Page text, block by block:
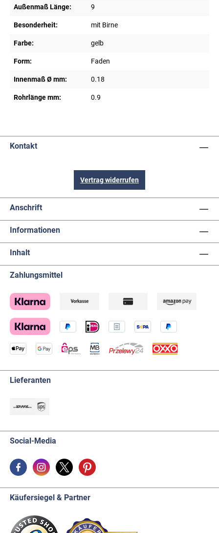
Außenmaß Länge: 9
Besonderheit: mit Birne
Farbe: gelb
Form: Faden
Innenmaß Ø mm: 0.18
Rohrlänge mm: 0.9
Kontakt
Vertrag widerrufen
Anschrift
Informationen
Inhalt
Zahlungsmittel
Lieferanten
Social-Media
Käufersiegel & Partner